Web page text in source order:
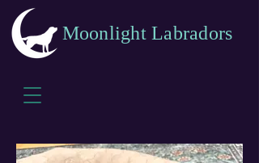
Moonlight Labradors